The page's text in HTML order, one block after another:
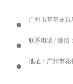
广州市基基皮
联系电话 / 微信
地址：广州市